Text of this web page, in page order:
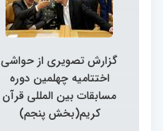
گزارش تصویری از حواشی
اختتامیه چهلمین دوره
مسابقات بین المللی قرآن
کریم(بخش پنجم)